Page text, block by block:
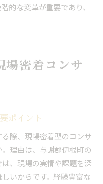
的な変革が重要であり、
場密着コンサ
ポイント
際、現場密着型のコンサ
理由は、与謝郡伊根町の
、現場の実情や課題を深
いからです。経験豊富な